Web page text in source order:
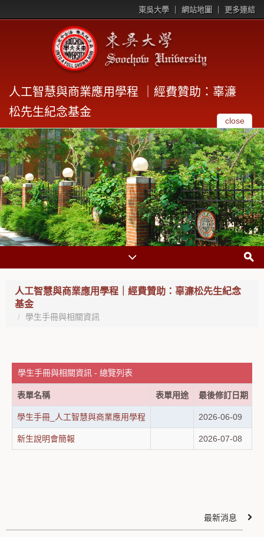
東吳大學 網站地圖 更多連結
人工智慧與商業應用學程 ｜經費贊助：辜濓
松先生紀念基金
close
人工智慧與商業應用學程｜經費贊助：辜濓松先生紀念
基金
學生手冊與相關資訊
學生手冊與相關資訊 - 總覽列表
表單名稱 表單用途 最後修訂日期
學生手冊_人工智慧與商業應用學程 2026-06-09
新生說明會簡報 2026-07-08
最新消息